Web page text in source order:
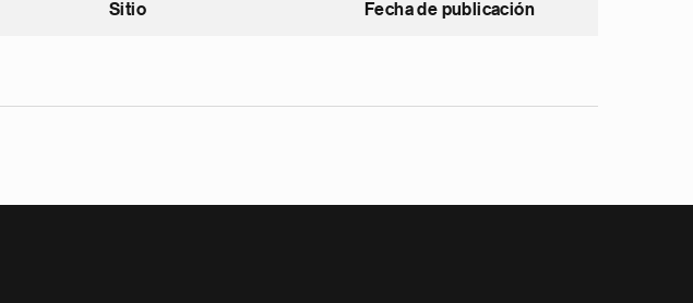
Sitio Fecha de publicación